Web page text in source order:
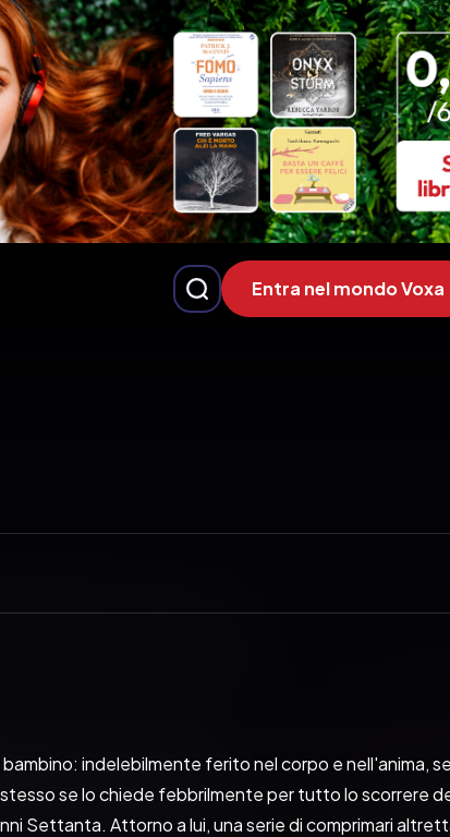
Entra nel mondo Voxa
indelebilmente ferito nel corpo e nell'anima,
se lo chiede febbrilmente per tutto lo scorrere
Settanta. Attorno a lui, una serie di comprimari